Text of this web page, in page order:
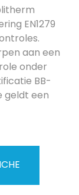
EN1279
aan een
onder
BB-
geldt een